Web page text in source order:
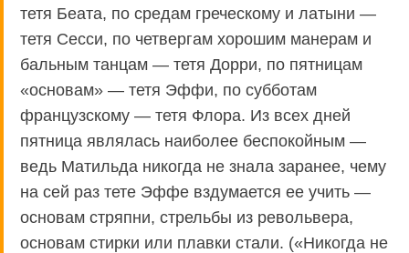
тетя Беата, по средам греческому и латыни —
тетя Сесси, по четвергам хорошим манерам и
бальным танцам — тетя Дорри, по пятницам
«основам» — тетя Эффи, по субботам
французскому — тетя Флора. Из всех дней
пятница являлась наиболее беспокойным —
ведь Матильда никогда не знала заранее, чему
на сей раз тете Эффе вздумается ее учить —
основам стряпни, стрельбы из револьвера,
основам стирки или плавки стали. («Никогда не